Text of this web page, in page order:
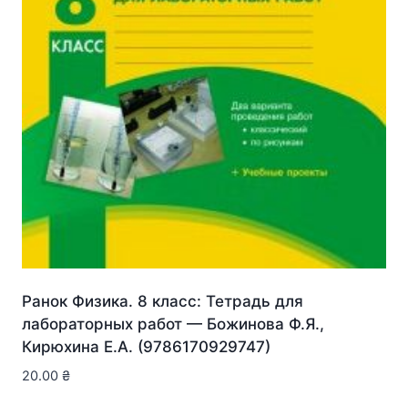
Ранок Физика. 8 класс: Тетрадь для
лабораторных работ — Божинова Ф.Я.,
Кирюхина Е.А. (9786170929747)
20.00 ₴